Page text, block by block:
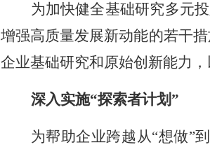
为加快健全基础研究多元
增强高质量发展新动能的若干
企业基础研究和原始创新能力
深入实施“探索者计划”
为帮助企业跨越从“想做”